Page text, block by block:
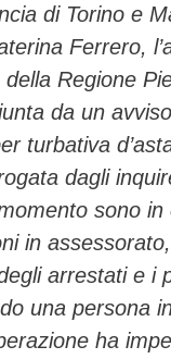
di Torino e
Ferrero,
della Regione
da un
turbativa
dagli
sono in
in
arrestati e i
una persona
ha